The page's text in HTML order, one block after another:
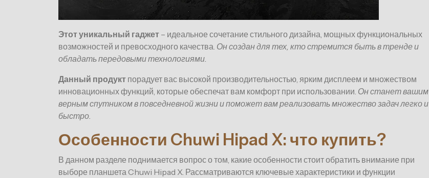
Этот уникальный гаджет – идеальное сочетание стильного дизайна, мощных функциональных
возможностей и превосходного качества. Он создан для тех, кто стремится быть в тренде и
обладать передовыми технологиями.
Данный продукт порадует вас высокой производительностью, ярким дисплеем и множеством
инновационных функций, которые обеспечат вам комфорт при использовании. Он станет вашим
верным спутником в повседневной жизни и поможет вам реализовать множество задач легко и
быстро.
Особенности Chuwi Hipad X: что купить?
В данном разделе поднимается вопрос о том, какие особенности стоит обратить внимание при
выборе планшета Chuwi Hipad X. Рассматриваются ключевые характеристики и функции